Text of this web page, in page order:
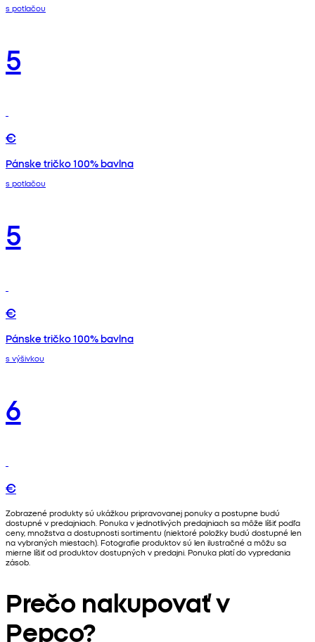
s potlačou
5
€
Pánske tričko 100% bavlna
s potlačou
5
€
Pánske tričko 100% bavlna
s výšivkou
6
€
Zobrazené produkty sú ukážkou pripravovanej ponuky a postupne budú
dostupné v predajniach. Ponuka v jednotlivých predajniach sa môže líšiť podľa
ceny, množstva a dostupnosti sortimentu (niektoré položky budú dostupné len
na vybraných miestach). Fotografie produktov sú len ilustračné a môžu sa
mierne líšiť od produktov dostupných v predajni. Ponuka platí do vypredania
zásob.
Prečo nakupovať v
Pepco?